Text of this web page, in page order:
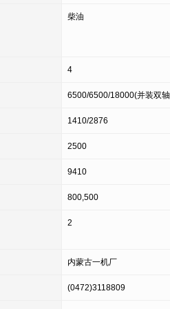
柴油
4
6500/6500/18000(并装双
1410/2876
2500
9410
800,500
2
内蒙古一机厂
(0472)3118809